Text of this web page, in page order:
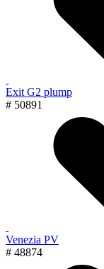
Exit G2 plump
# 50891
Venezia PV
# 48874